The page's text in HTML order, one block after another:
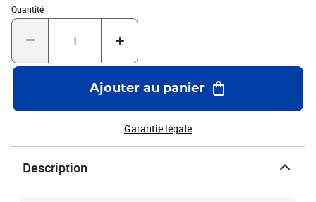
du signe du Bélier, le feu. Le busted'un Bélier aux cornes
majestueuses et àl'air serein occupe la majeure partie del'espace
central de la face de la monnaie. Enarrière-plan, on reconnait un
Quantité
Quantité : 1
Ajouter au panier
Garantie légale
Description